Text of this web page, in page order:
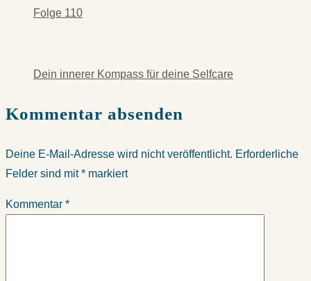
Folge 110
Dein innerer Kompass für deine Selfcare
Kommentar absenden
Deine E-Mail-Adresse wird nicht veröffentlicht. Erforderliche
Felder sind mit* markiert
Kommentar *